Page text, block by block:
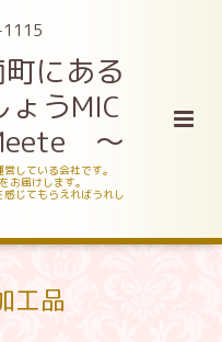
にある
うMIC
～
している会社です。
お届けします。
じてもらえればうれし
工品